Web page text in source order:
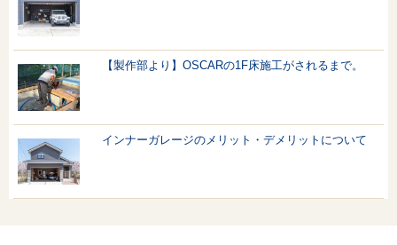
【製作部より】OSCARの1F床施工がされるまで。
インナーガレージのメリット・デメリットについて